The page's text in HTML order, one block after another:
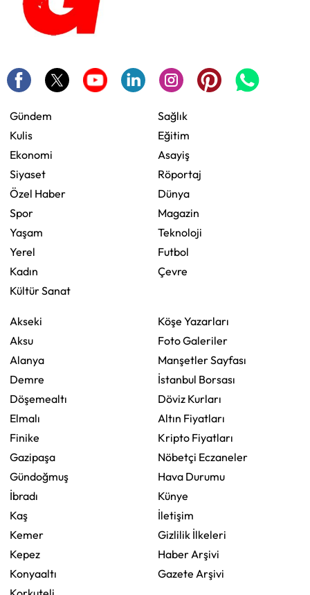
Gündem
Kulis
Ekonomi
Siyaset
Özel Haber
Spor
Yaşam
Yerel
Kadın
Kültür Sanat
Sağlık
Eğitim
Asayiş
Röportaj
Dünya
Magazin
Teknoloji
Futbol
Çevre
Akseki
Aksu
Alanya
Demre
Döşemealtı
Elmalı
Finike
Gazipaşa
Gündoğmuş
İbradı
Kaş
Kemer
Kepez
Konyaaltı
Köşe Yazarları
Foto Galeriler
Manşetler Sayfası
İstanbul Borsası
Döviz Kurları
Altın Fiyatları
Kripto Fiyatları
Nöbetçi Eczaneler
Hava Durumu
Künye
İletişim
Gizlilik İlkeleri
Haber Arşivi
Gazete Arşivi